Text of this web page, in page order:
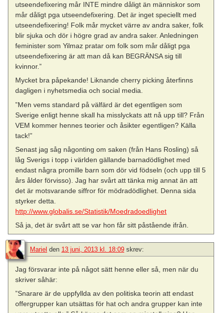
utseendefixering mår INTE mindre dåligt än människor som
mår dåligt pga utseendefixering. Det är inget speciellt med
utseendefixering! Folk mår mycket värre av andra saker, folk
blir sjuka och dör i högre grad av andra saker. Anledningen
feminister som Yilmaz pratar om folk som mår dåligt pga
utseendefixering är att man då kan BEGRÄNSA sig till
kvinnor.”
Mycket bra påpekande! Liknande cherry picking återfinns
dagligen i nyhetsmedia och social media.
”Men vems standard på välfärd är det egentligen som
Sverige enligt henne skall ha misslyckats att nå upp till? Från
VEM kommer hennes teorier och åsikter egentligen? Källa
tack!”
Senast jag såg någonting om saken (från Hans Rosling) så
låg Sverigs i topp i världen gällande barnadödlighet med
endast några promille barn som dör vid födseln (och upp till 5
års ålder förvisso). Jag har svårt att tänka mig annat än att
det är motsvarande siffror för mödradödlighet. Denna sida
styrker detta.
http://www.globalis.se/Statistik/Moedradoedlighet
Så ja, det är svårt att se var hon får sitt påstående ifrån.
Mariel den 13 juni, 2013 kl. 18:09 skrev:
Jag försvarar inte på något sätt henne eller så, men när du
skriver såhär:
”Snarare är de uppfyllda av den politiska teorin att endast
offergrupper kan utsättas för hat och andra grupper kan inte